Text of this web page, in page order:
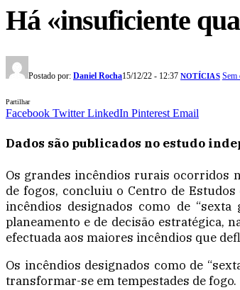
Há «insuficiente
Postado por: Daniel Rocha15/12/22 - 12:37 NOTÍCIAS Sem
Partilhar
Facebook Twitter LinkedIn Pinterest Email
Dados são publicados no estudo
Os grandes incêndios rurais ocorridos
de fogos, concluiu o Centro de
incêndios designados como de
planeamento e de decisão estratégica,
efectuada aos maiores incêndios que
Os incêndios designados como de
transformar-se em tempestades de fogo.